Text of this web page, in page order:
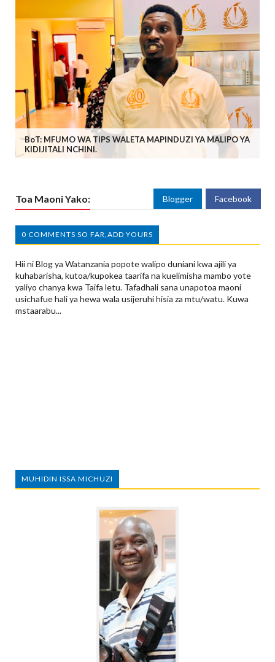
BoT: MFUMO WA TIPS WALETA MAPINDUZI YA MALIPO YA
KIDIJITALI NCHINI.
Toa Maoni Yako: Blogger Facebook
0 COMMENTS SO FAR,ADD YOURS
Hii ni Blog ya Watanzania popote walipo duniani kwa ajili ya
kuhabarisha, kutoa/kupokea taarifa na kuelimisha mambo yote
yaliyo chanya kwa Taifa letu. Tafadhali sana unapotoa maoni
usichafue hali ya hewa wala usijeruhi hisia za mtu/watu. Kuwa
mstaarabu...
MUHIDIN ISSA MICHUZI